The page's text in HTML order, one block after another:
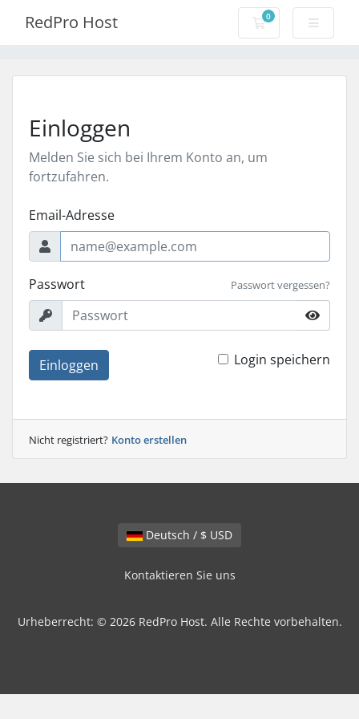
RedPro Host 0
Mein Warenkorb
Einloggen
Melden Sie sich bei Ihrem Konto an, um
fortzufahren.
Email-Adresse
Passwort Passwort vergessen?
Einloggen Login speichern
Nicht registriert? Konto erstellen
Deutsch / $ USD
Kontaktieren Sie uns
Urheberrecht: © 2026 RedPro Host. Alle Rechte vorbehalten.